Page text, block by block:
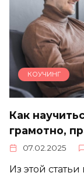
КОУЧИНГ
Как
грамотно,
07.02.2025
Из этой